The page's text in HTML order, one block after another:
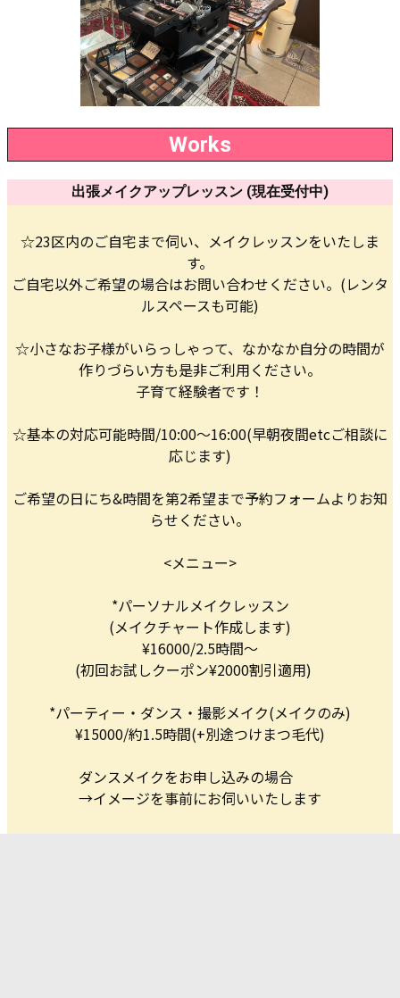
Works
出張メイクアップレッスン (現在受付中)
☆23区内のご自宅まで伺い、メイクレッスンをいたしま
す。
ご自宅以外ご希望の場合はお問い合わせください。(レンタ
ルスペースも可能)
☆小さなお子様がいらっしゃって、なかなか自分の時間が
作りづらい方も是非ご利用ください。
子育て経験者です！
☆基本の対応可能時間/10:00〜16:00(早朝夜間etcご相談に
応じます)
ご希望の日にち&時間を第2希望まで予約フォームよりお知
らせください。
<メニュー>
*パーソナルメイクレッスン
(メイクチャート作成します)
¥16000/2.5時間〜
(初回お試しクーポン¥2000割引適用)
*パーティー・ダンス・撮影メイク(メイクのみ)
¥15000/約1.5時間(+別途つけまつ毛代)
ダンスメイクをお申し込みの場合
→イメージを事前にお伺いいたします
*全てのコースとも往復交通費込み